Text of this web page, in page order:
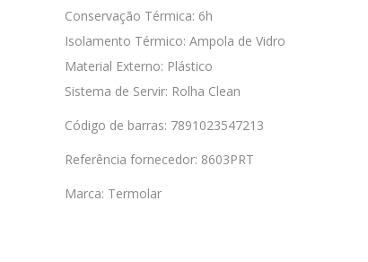
Conservação Térmica: 6h
Isolamento Térmico: Ampola de Vidro
Material Externo: Plástico
Sistema de Servir: Rolha Clean
Código de barras: 7891023547213
Referência fornecedor: 8603PRT
Marca: Termolar